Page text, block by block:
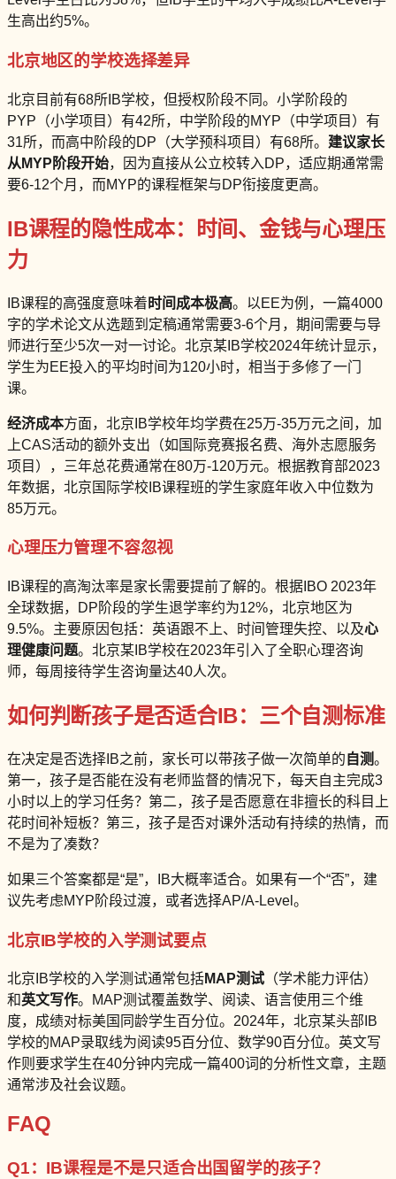
生高出约5%。
北京地区的学校选择差异
北京目前有68所IB学校，但授权阶段不同。小学阶段的
PYP（小学项目）有42所，中学阶段的MYP（中学项目）有
31所，而高中阶段的DP（大学预科项目）有68所。 建议家长
从MYP阶段开始，因为直接从公立校转入DP，适应期通常需
要6-12个月，而MYP的课程框架与DP衔接度更高。
IB课程的隐性成本：时间、金钱与心理压
力
IB课程的高强度意味着 时间成本极高。以EE为例，一篇4000
字的学术论文从选题到定稿通常需要3-6个月，期间需要与导
师进行至少5次一对一讨论。北京某IB学校2024年统计显示，
学生为EE投入的平均时间为120小时，相当于多修了一门
课。
经济成本方面，北京IB学校年均学费在25万-35万元之间，加
上CAS活动的额外支出（如国际竞赛报名费、海外志愿服务
项目），三年总花费通常在80万-120万元。根据教育部2023
年数据，北京国际学校IB课程班的学生家庭年收入中位数为
85万元。
心理压力管理不容忽视
IB课程的高淘汰率是家长需要提前了解的。根据IBO 2023年
全球数据，DP阶段的学生退学率约为12%，北京地区为
9.5%。主要原因包括：英语跟不上、时间管理失控、以及心
理健康问题。北京某IB学校在2023年引入了全职心理咨询
师，每周接待学生咨询量达40人次。
如何判断孩子是否适合IB：三个自测标准
在决定是否选择IB之前，家长可以带孩子做一次简单的 自测。
第一，孩子是否能在没有老师监督的情况下，每天自主完成3
小时以上的学习任务？第二，孩子是否愿意在非擅长的科目上
花时间补短板？第三，孩子是否对课外活动有持续的热情，而
不是为了凑数？
如果三个答案都是“是”，IB大概率适合。如果有一个“否”，建
议先考虑MYP阶段过渡，或者选择AP/A-Level。
北京IB学校的入学测试要点
北京IB学校的入学测试通常包括MAP测试 （学术能力评估）
和英文写作。MAP测试覆盖数学、阅读、语言使用三个维
度，成绩对标美国同龄学生百分位。2024年，北京某头部IB
学校的MAP录取线为阅读95百分位、数学90百分位。英文写
作则要求学生在40分钟内完成一篇400词的分析性文章，主题
通常涉及社会议题。
FAQ
Q1：IB课程是不是只适合出国留学的孩子？